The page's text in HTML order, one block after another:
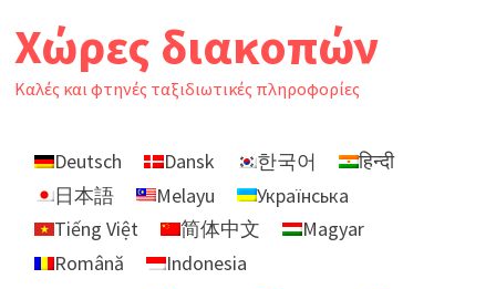
toΧώρες διακοπών
Καλές και φτηνές ταξιδιωτικές πληροφορίες
Deutsch Dansk 한국어
हिन्दी
日本語
Melayu
Українська
Tiếng Việt
简体中文
Magyar
Română
Indonesia